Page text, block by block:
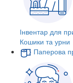
Інвентар для
Кошики та урни
Паперова